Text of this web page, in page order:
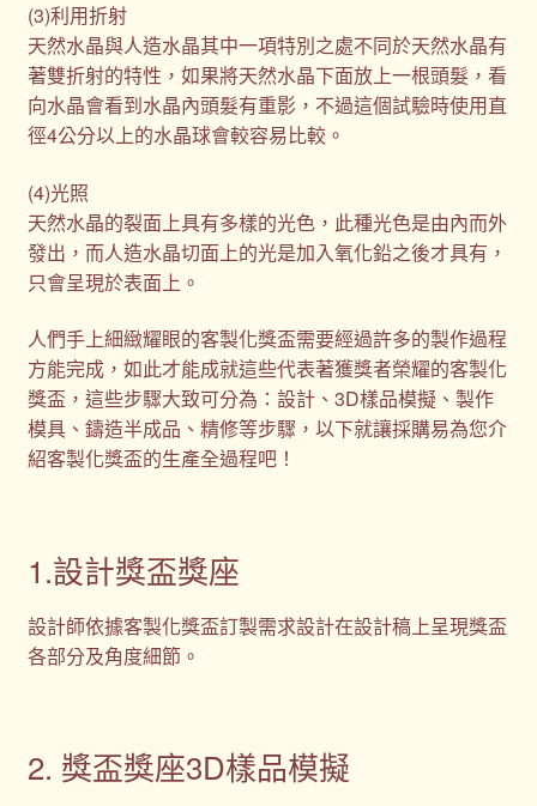
(3)利用折射
天然水晶與人造水晶其中一項特別之處不同於天然水晶有
著雙折射的特性，如果將天然水晶下面放上一根頭髮，看
向水晶會看到水晶內頭髮有重影，不過這個試驗時使用直
徑4公分以上的水晶球會較容易比較。
(4)光照
天然水晶的裂面上具有多樣的光色，此種光色是由內而外
發出，而人造水晶切面上的光是加入氧化鉛之後才具有，
只會呈現於表面上。
人們手上細緻耀眼的客製化獎盃需要經過許多的製作過程
方能完成，如此才能成就這些代表著獲獎者榮耀的客製化
獎盃，這些步驟大致可分為：設計、3D樣品模擬、製作
模具、鑄造半成品、精修等步驟，以下就讓採購易為您介
紹客製化獎盃的生產全過程吧！
1.設計獎盃獎座
設計師依據客製化獎盃訂製需求設計在設計稿上呈現獎盃
各部分及角度細節。
2. 獎盃獎座3D樣品模擬